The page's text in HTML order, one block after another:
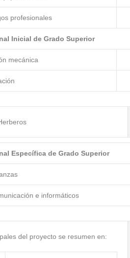
profesionales
Inicial de Grado Superior
mecánica
Específica de Grado Superior
e informáticos
del proyecto se resumen en: